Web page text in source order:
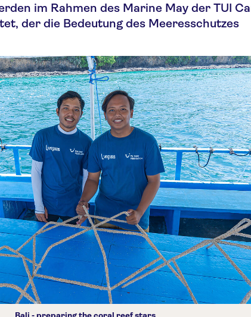
im Rahmen des Marine May der TUI
der die Bedeutung des Meeresschutzes
Bali - preparing the coral reef stars